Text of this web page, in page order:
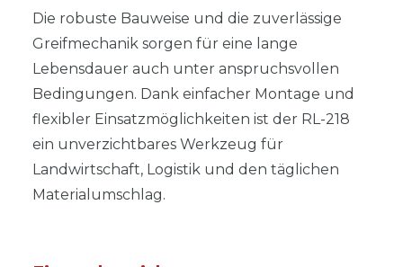
Die robuste Bauweise und die zuverlässige
Greifmechanik sorgen für eine lange
Lebensdauer auch unter anspruchsvollen
Bedingungen. Dank einfacher Montage und
flexibler Einsatzmöglichkeiten ist der RL-218
ein unverzichtbares Werkzeug für
Landwirtschaft, Logistik und den täglichen
Materialumschlag.